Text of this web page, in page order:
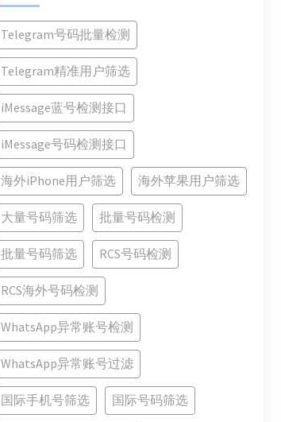
Telegram号码批量检测
Telegram精准用户筛选
iMessage蓝号检测接口
iMessage号码检测接口
海外iPhone用户筛选 海外苹果用户筛选
大量号码筛选 批量号码检测
批量号码筛选 RCS号码检测
RCS海外号码检测
WhatsApp异常账号检测
WhatsApp异常账号过滤
国际手机号筛选 国际号码筛选